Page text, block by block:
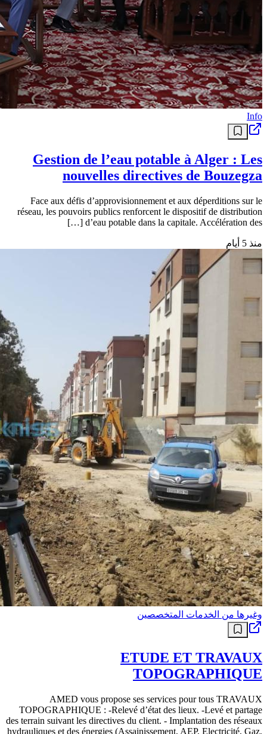
Info
Gestion de l’eau potable à Alger : Les
nouvelles directives de Bouzegza
Face aux défis d’approvisionnement et aux déperditions sur le
réseau, les pouvoirs publics renforcent le dispositif de distribution
d’eau potable dans la capitale. Accélération des […]
منذ 5 أيام
وغيرها من الخدمات المتخصصين
ETUDE ET TRAVAUX
TOPOGRAPHIQUE
AMED vous propose ses services pour tous TRAVAUX
TOPOGRAPHIQUE : -Relevé d’état des lieux. -Levé et partage
des terrain suivant les directives du client. - Implantation des réseaux
hydrauliques et des énergies (Assainissement, AEP, Electricité, Gaz,